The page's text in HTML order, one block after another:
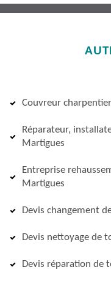
Couvreur
Réparateur,
Martigues
Entreprise
Martigues
Devis changement
Devis nettoyage de
Devis réparation de